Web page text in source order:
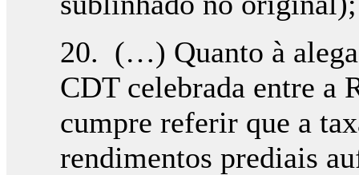
20. (…) Quanto à
CDT celebrada entre a
cumpre referir que a
rendimentos prediais